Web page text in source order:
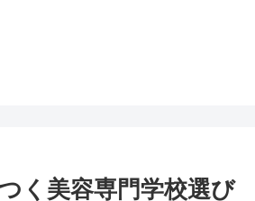
く美容専門学校選び